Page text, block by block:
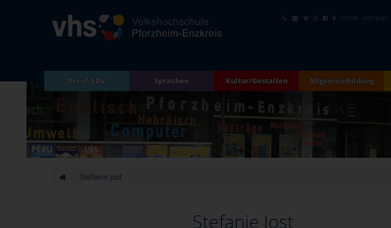
SUCHE VHSTEAM
Beruf/EDV Sprachen Kultur/Gestalten Allgemeinbildung
Stefanie Jost
Stefanie Jost